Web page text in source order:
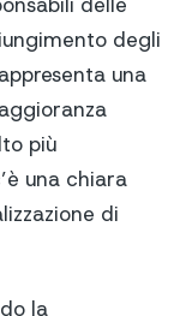
degli
una
più
una chiara
di
la